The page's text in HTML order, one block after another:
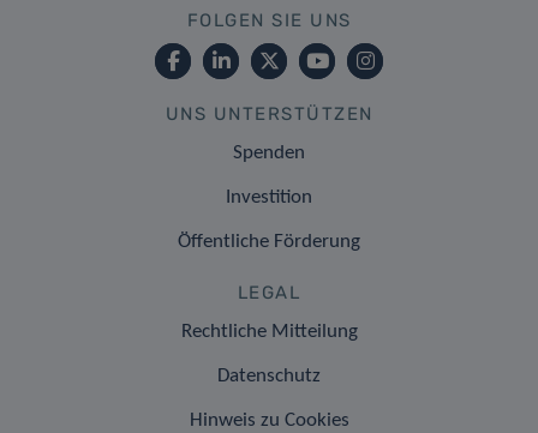
FOLGEN SIE UNS
UNS UNTERSTÜTZEN
Spenden
Investition
Öffentliche Förderung
LEGAL
Rechtliche Mitteilung
Datenschutz
Hinweis zu Cookies